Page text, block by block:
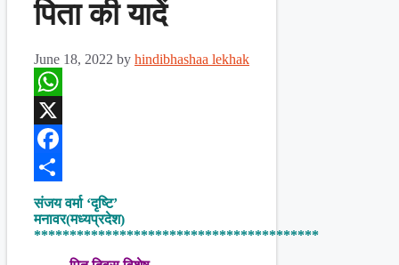
पिता की यादें
June 18, 2022 by hindibhashaa lekhak
WhatsApp
X
Facebook
Share
संजय वर्मा ‘दृष्टि’
मनावर(मध्यप्रदेश)
****************************************